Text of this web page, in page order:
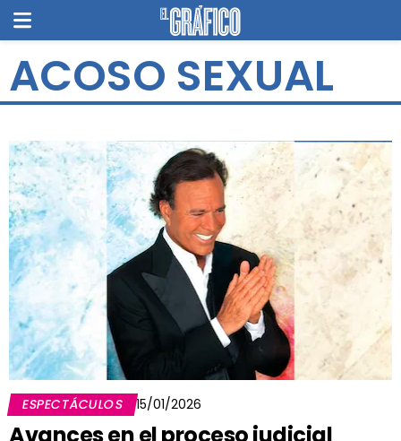
ACOSO SEXUAL
ESPECTÁCULOS 15/01/2026